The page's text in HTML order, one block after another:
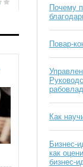
Почему
Повар-
Как
Бизнес-
как
бизнес-